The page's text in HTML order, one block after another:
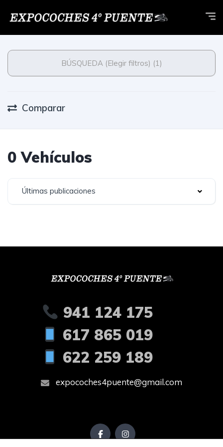
BÚSQUEDA (Elegir filtros) (1)
Comparar
0 Vehículos
Últimas publicaciones
941 124 175
617 865 019
622 259 189
expocoches4puente@gmail.com